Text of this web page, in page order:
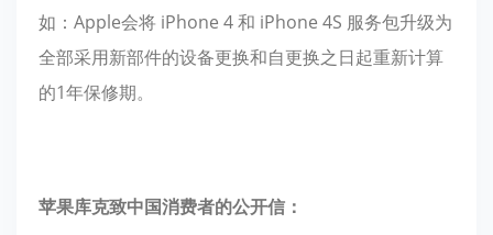
如：Apple会将 iPhone 4 和 iPhone 4S 服务包升级为
全部采用新部件的设备更换和自更换之日起重新计算
的1年保修期。
苹果库克致中国消费者的公开信：